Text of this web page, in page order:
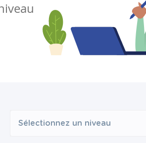
Sélectionnez un niveau